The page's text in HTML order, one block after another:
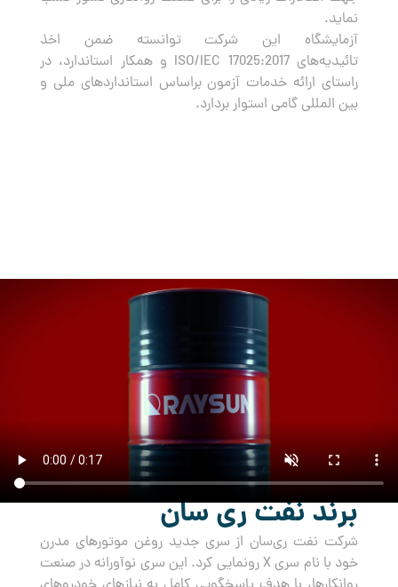
نماید.
آزمایشگاه این شرکت توانسته ضمن اخذ
تائیدیه‌های ISO/IEC 17025:2017 و همکار استاندارد، در
راستای ارائه خدمات آزمون براساس استانداردهای ملی و
بین المللی گامی استوار بردارد.
برند نفت ری سان
شرکت نفت ری‌سان از سری جدید روغن‌ موتورهای مدرن
خود با نام سری X رونمایی کرد. این سری نوآورانه در صنعت